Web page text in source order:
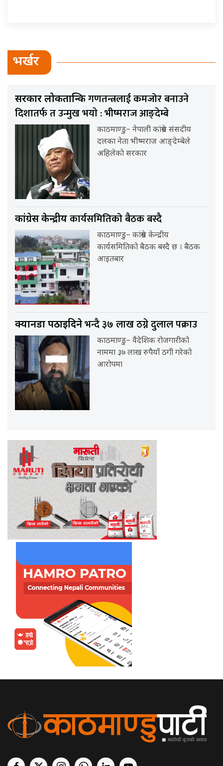
भर्खर
सरकार लोकतान्त्रिकगणतन्त्रलाई कमजोर बनाउने
दिशातर्फ त उन्मुख भयाे : भीष्मराज आङ्देम्बे
काठमाण्डु– नेपाली कांग्रेस संसदीय
दलका नेता भीष्मराज आङ्देम्बेले
अहिलेकाे सरकार
कांग्रेस केन्द्रीयकार्यसमितिको बैठक बस्दै
काठमाण्डु– कांग्रेस केन्द्रीय
कार्यसमितिको बैठक बस्दै छ । बैठक
आइतबार
क्यानडा पठाइदिनेभन्दै ३७ लाख ठग्ने दुलाल पक्राउ
काठमाण्डु– वैदेशिक रोजगारीको
नाममा ३७ लाख रुपैयाँ ठगी गरेको
आरोपमा